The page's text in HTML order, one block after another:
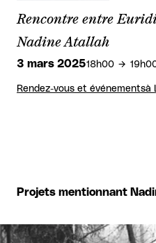
Rencontre entre
Nadine Atallah
3 mars 202518h00
Rendez-vous et événementsà
Projets mentionnant